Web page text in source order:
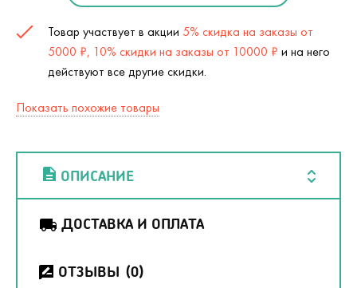
Товар участвует в акции 5% скидка на заказы от
5000 ₽, 10% скидки на заказы от 10000 ₽ и на него
действуют все другие скидки.
Показать похожие товары
ОПИСАНИЕ
ДОСТАВКА И ОПЛАТА
ОТЗЫВЫ (0)